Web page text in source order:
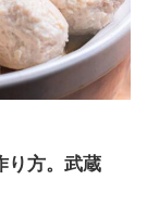
り方。武蔵